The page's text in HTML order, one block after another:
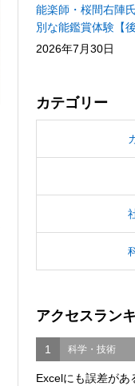
能楽師・桜間右陣
別な能鑑賞体験【後
2026年7月30日
カテゴリー
アクセスラン
1 科学・技術
Excelにも誤差があ